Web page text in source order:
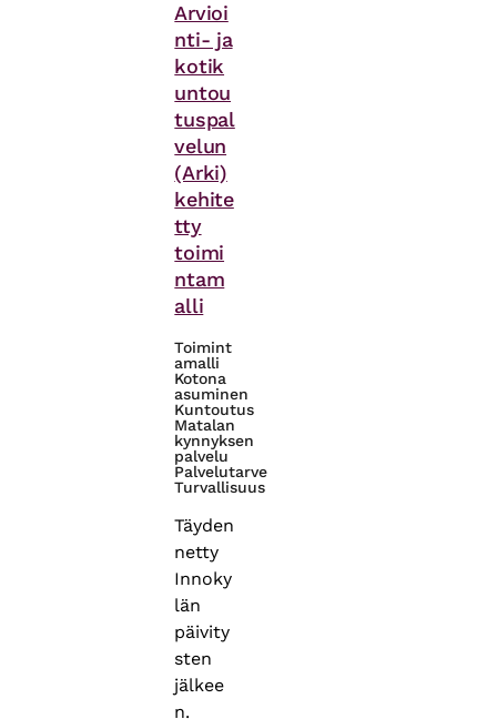
Arvioi
nti- ja
kotik
untou
tuspal
velun
(Arki)
kehite
tty
toimi
ntam
alli
Toimint
amalli
Kotona
asuminen
Kuntoutus
Matalan
kynnyksen
palvelu
Palvelutarve
Turvallisuus
Täyden
netty
Innoky
län
päivity
sten
jälkee
n.